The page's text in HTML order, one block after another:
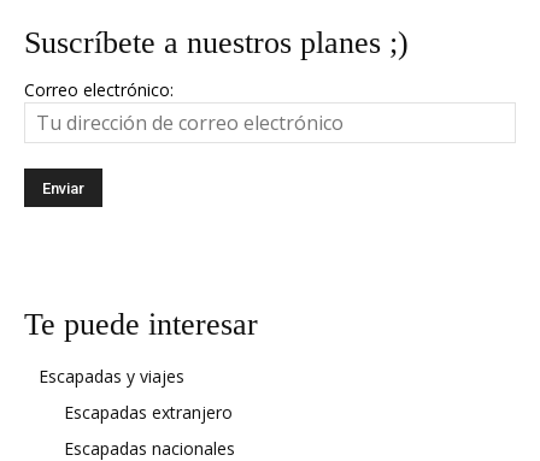
Suscríbete a nuestros planes ;)
Correo electrónico:
Te puede interesar
Escapadas y viajes
Escapadas extranjero
Escapadas nacionales